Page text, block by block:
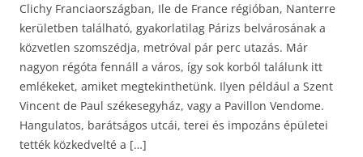
Clichy Franciaországban, Ile de France régióban, Nanterre
kerületben található, gyakorlatilag Párizs belvárosának a
közvetlen szomszédja, metróval pár perc utazás. Már
nagyon régóta fennáll a város, így sok korból találunk itt
emlékeket, amiket megtekinthetünk. Ilyen például a Szent
Vincent de Paul székesegyház, vagy a Pavillon Vendome.
Hangulatos, barátságos utcái, terei és impozáns épületei
tették közkedvelté a […]